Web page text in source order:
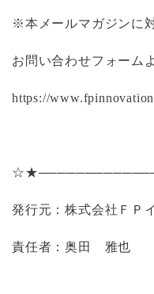
※本メールマガジンに
お問い合わせフォーム
https://
発行元：株式会社ＦＰ
責任者：奥田 雅也